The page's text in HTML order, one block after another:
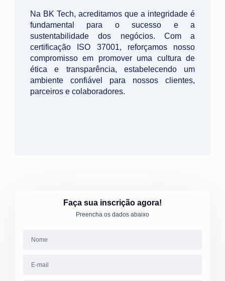
Na BK Tech, acreditamos que a integridade é
fundamental para o sucesso e a
sustentabilidade dos negócios. Com a
certificação ISO 37001, reforçamos nosso
compromisso em promover uma cultura de
ética e transparência, estabelecendo um
ambiente confiável para nossos clientes,
parceiros e colaboradores.
Faça sua inscrição agora!
Preencha os dados abaixo